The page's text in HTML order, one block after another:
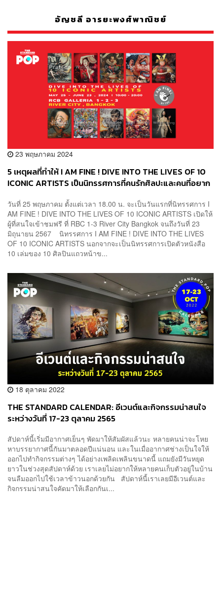
อัญชลี อารยะพงศ์พาณิชย์
23 พฤษภาคม 2024
5 เหตุผลที่ทำให้ I AM FINE ! DIVE INTO THE LIVES OF 10
ICONIC ARTISTS เป็นนิทรรศการที่คนรักศิลปะและคนที่อยาก
วันที่ 25 พฤษภาคม ตั้งแต่เวลา 18.00 น. จะเป็นวันแรกที่นิทรรศการ I
AM FINE ! DIVE INTO THE LIVES OF 10 ICONIC ARTISTS เปิดให้
ผู้ที่สนใจเข้าชมฟรี ที่ RBC 1-3 River City Bangkok จนถึงวันที่ 23
มิถุนายน 2567 นิทรรศการ I AM FINE ! DIVE INTO THE LIVES
OF 10 ICONIC ARTISTS นอกจากจะเป็นนิทรรศการเปิดตัวหนังสือ
10 เล่มของ 10 ศิลปินแถวหน้าข...
18 ตุลาคม 2022
THE STANDARD CALENDAR: อีเวนต์และกิจกรรมน่าสนใจ
ระหว่างวันที่ 17-23 ตุลาคม 2565
สัปดาห์นี้เริ่มมีอากาศเย็นๆ พัดมาให้สัมผัสแล้วนะ หลายคนน่าจะโหย
หาบรรยากาศนี้กันมาตลอดปีแน่นอน และในเมื่ออากาศช่างเป็นใจให้
ออกไปทำกิจกรรมต่างๆ ได้อย่างเพลิดเพลินขนาดนี้ แถมยังมีวันหยุด
ยาวในช่วงสุดสัปดาห์ด้วย เราเลยไม่อยากให้หลายคนเก็บตัวอยู่ในบ้าน
จนลืมออกไปใช้เวลาข้าวนอกด้วยกัน สัปดาห์นี้เราเลยมีอีเวนต์และ
กิจกรรมน่าสนใจคัดมาให้เลือกกันเ...